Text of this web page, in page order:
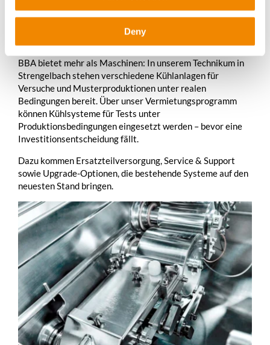
Deny
Technikum, Vermietung und Support
BBA bietet mehr als Maschinen: In unserem Technikum in
Strengelbach stehen verschiedene Kühlanlagen für
Versuche und Musterproduktionen unter realen
Bedingungen bereit. Über unser Vermietungsprogramm
können Kühlsysteme für Tests unter
Produktionsbedingungen eingesetzt werden – bevor eine
Investitionsentscheidung fällt.
Dazu kommen Ersatzteilversorgung, Service & Support
sowie Upgrade-Optionen, die bestehende Systeme auf den
neuesten Stand bringen.